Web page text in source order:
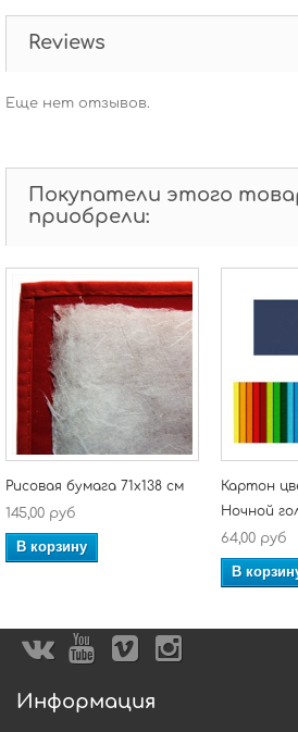
Reviews
Еще нет отзывов.
Покупатели этого
приобрели:
Рисовая бумага 71х138 см
145,00 руб
В корзину
Картон
Ночной
64,00 руб
В
Информация